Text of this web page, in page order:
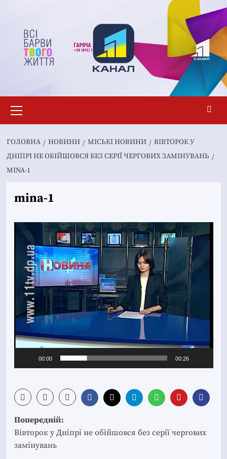
вмісту
меню
ГОЛОВНА НОВИНИ MІСЬКІ НОВИНИ
ВІВТОРОК У
ДНІПРІ НЕ ОБІЙШОВСЯ БЕЗ СЕРІЇ ЧЕРГОВИХ ЗАМІНУВАНЬ
MINA-1
mina-1
Відеопрогравач
00:00 00:26
Post
navigation
Попередній:
Вівторок у Дніпрі не обійшовся без серії чергових
замінувань